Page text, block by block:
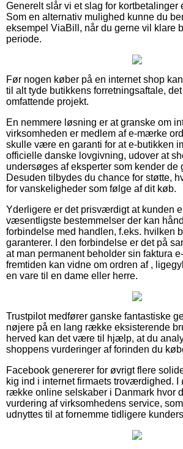
Generelt slår vi et slag for kortbetalinger
Som en alternativ mulighed kunne du
eksempel ViaBill, når du gerne vil klare
periode.
Før nogen køber på en internet shop
til alt tyde butikkens forretningsaftale,
omfattende projekt.
En nemmere løsning er at granske om
virksomheden er medlem af e-mærke
skulle være en garanti for at e-butikken
officielle danske lovgivning, udover at
undersøges af eksperter som kender
Desuden tilbydes du chance for støtte,
for vanskeligheder som følge af dit køb.
Yderligere er det prisværdigt at kunden
væsentligste bestemmelser der kan
forbindelse med handlen, f.eks. hvilken
garanterer. I den forbindelse er det på
at man permanent beholder sin faktura
fremtiden kan vidne om ordren af ,
en vare til en dame eller herre.
Trustpilot medfører ganske fantastiske
nøjere på en lang række eksisterende
herved kan det være til hjælp, at du
shoppens vurderinger af forinden du
Facebook genererer for øvrigt flere
kig ind i internet firmaets troværdighed. I
række online selskaber i Danmark hvor
vurdering af virksomhedens service,
udnyttes til at fornemme tidligere